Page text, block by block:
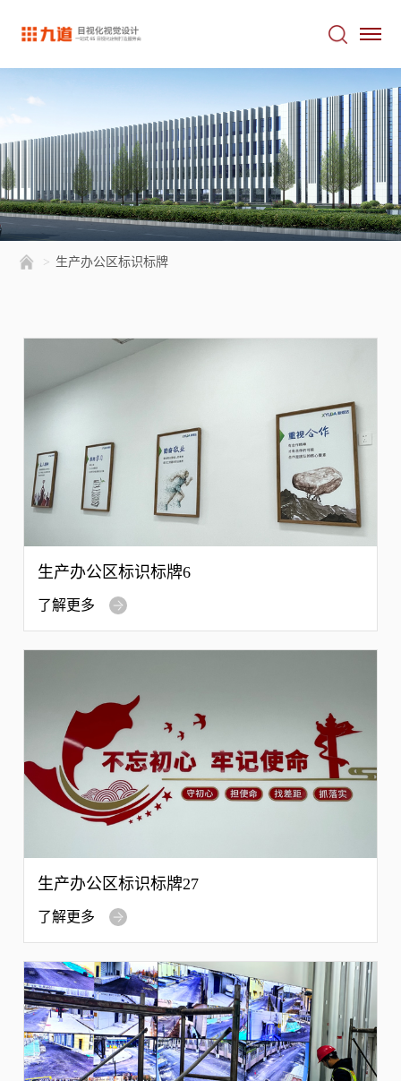
> 生产办公区标识标牌
生产办公区标识标牌6
了解更多
生产办公区标识标牌27
了解更多